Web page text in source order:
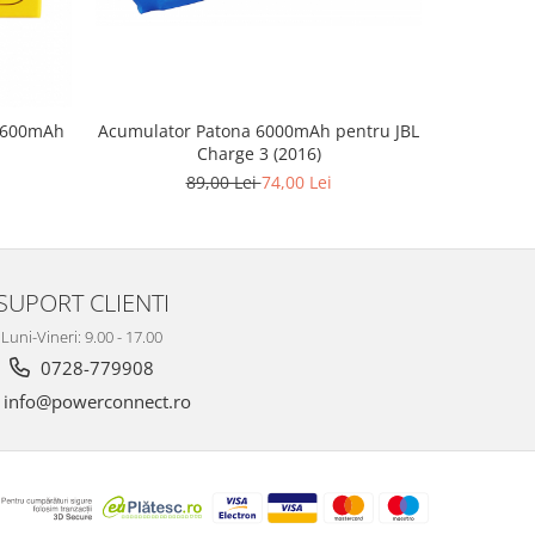
Acumulator Patona 6000mAh pentru JBL
Charge 3 (2016)
89,00 Lei74,00 Lei
CLIENTI
Luni-Vineri: 9.00 - 17.00
0728-779908
info@powerconnect.ro